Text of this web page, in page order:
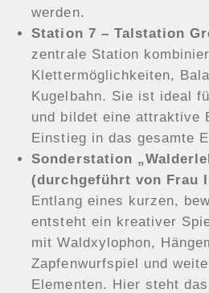
werden.
Station 7 – Talstation
zentrale Station
Klettermöglichkeiten,
Kugelbahn. Sie ist ideal
und bildet eine attraktive
Einstieg in das gesamte
Sonderstation
(durchgeführt von Frau
Entlang eines kurzen,
entsteht ein kreativer
mit Waldxylophon,
Zapfenwurfspiel und
Elementen. Hier steht